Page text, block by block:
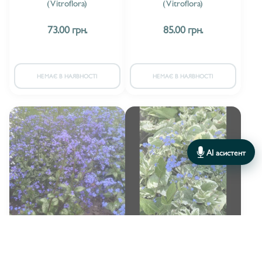
ВАЛЬДШТЕЙНІЯ/WALDSTEINIA
ВЕРБАСКУМ/VEREBASCUM 5
ВЕРБЕНА / VERBENA
ВЕРОНІКА/VERONICA
ВІОЛА/VIOLA 3
ГEЛІАНТЕМУМ/HELIANTHEMUM 4
ГАУРА/GAURA 36
ГЕЙХЕРЕЛА/HEUCHERELLA
(Vitroflora)
73.00 грн.
НЕМАЄ В НАЯВНОСТІ
(Vitroflora)
85.00 грн.
НЕМАЄ В НАЯВНОСТІ
AI асистент